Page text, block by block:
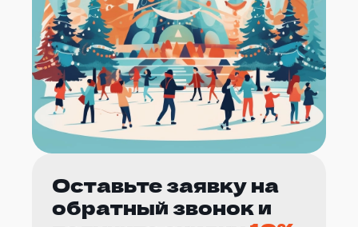
Оставьте заявку на
обратный звонок и